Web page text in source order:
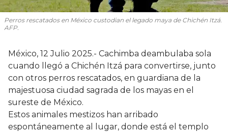
Perros rescatados en México custodian el legado maya de Chichén Itzá.
AFP.
México, 12 Julio 2025.- Cachimba deambulaba sola
cuando llegó a Chichén Itzá para convertirse, junto
con otros perros rescatados, en guardiana de la
majestuosa ciudad sagrada de los mayas en el
sureste de México.
Estos animales mestizos han arribado
espontáneamente al lugar, donde está el templo